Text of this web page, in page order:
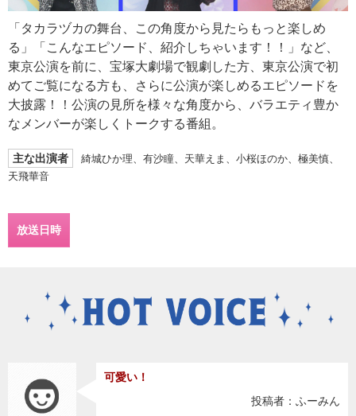
「タカラヅカの舞台、この角度から見たらもっと楽しめ
る」「こんなエピソード、紹介しちゃいます！！」など、
東京公演を前に、宝塚大劇場で観劇した方、東京公演で初
めてご覧になる方も、さらに公演が楽しめるエピソードを
大披露！！公演の見所を様々な角度から、バラエティ豊か
なメンバーが楽しくトークする番組。
主な出演者
綺城ひか理、有沙瞳、天華えま、小桜ほのか、極美慎、
天飛華音
放送日時
可愛い！
投稿者：ふーみん